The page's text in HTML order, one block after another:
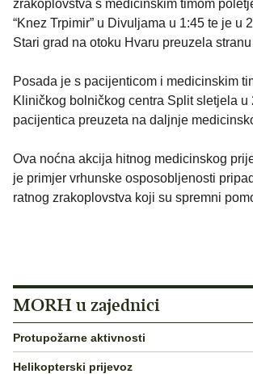
zrakoplovstva s medicinskim timom
“Knez Trpimir” u Divuljama u 1:45 te je u
Stari grad na otoku Hvaru preuzela
Posada je s pacijenticom i medicinskim
Kliničkog bolničkog centra Split sletjela u
pacijentica preuzeta na daljnje
Ova noćna akcija hitnog medicinskog
je primjer vrhunske osposobljenosti
ratnog zrakoplovstva koji su spremni
MORH u zajednici
Protupožarne aktivnosti
Helikopterski prijevoz